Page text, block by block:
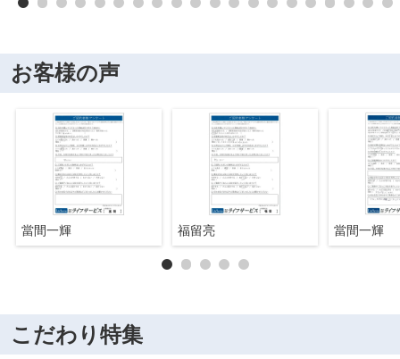
お客様の声
當間一輝 福留亮 當間一輝
こだわり特集